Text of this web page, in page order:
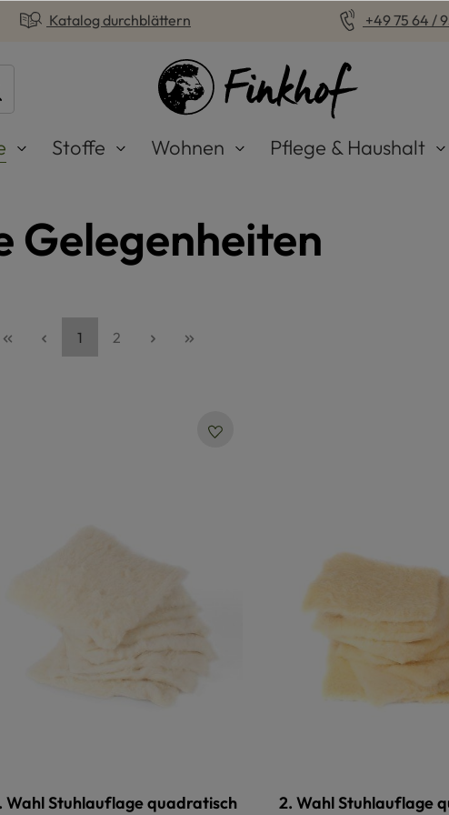
Katalog durchblättern +49 75 64 /
Stoffe Wohnen Pflege & Haushalt
Gelegenheiten
Seite
1 Seite
2
Wahl Stuhlauflage quadratisch
2. Wahl Stuhlauflage